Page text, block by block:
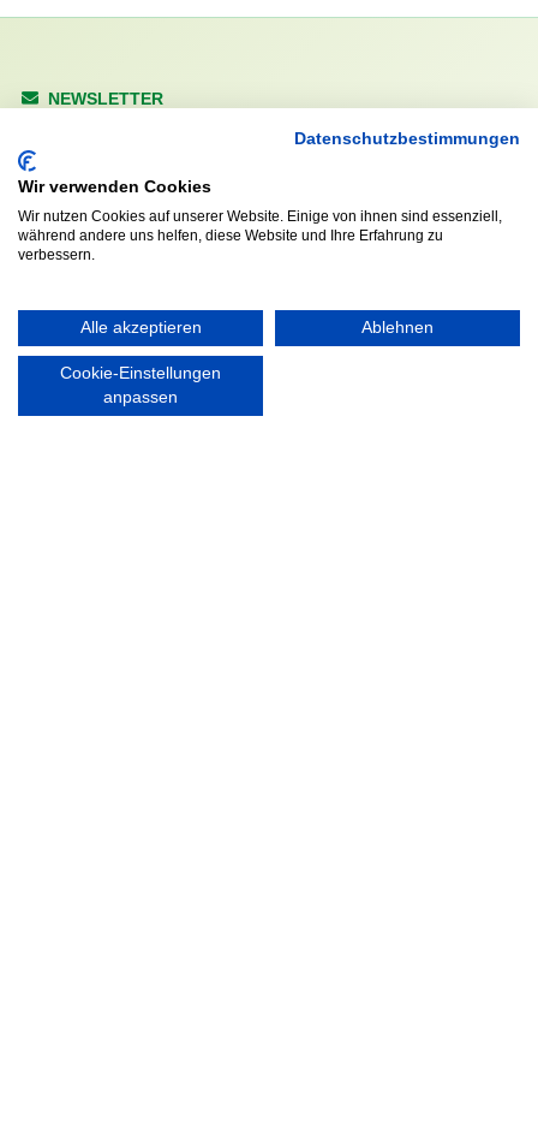
NEWSLETTER
Walddörfer Sportverein
Halenreie 32-34
22359 Hamburg
Tel. 040 / 64 50 62 - 0
info@walddoerfer-sv.de
Mo. – Fr. 8:00 – 22:00 Uhr
Datenschutzbestimmungen
Wir verwenden Cookies
Wir nutzen Cookies auf unserer Website. Einige von ihnen sind essenziell,
während andere uns helfen, diese Website und Ihre Erfahrung zu
verbessern.
Alle akzeptieren Ablehnen
Cookie-Einstellungen
anpassen